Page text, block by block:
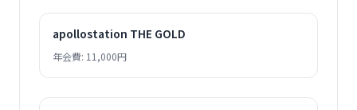
apollostation THE GOLD
年会費: 11,000円